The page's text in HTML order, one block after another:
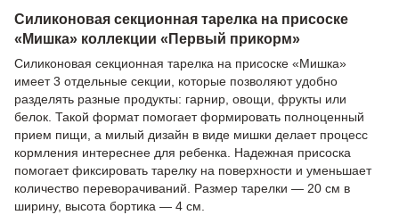
Силиконовая секционная тарелка на присоске
«Мишка» коллекции «Первый прикорм»
Силиконовая секционная тарелка на присоске «Мишка»
имеет 3 отдельные секции, которые позволяют удобно
разделять разные продукты: гарнир, овощи, фрукты или
белок. Такой формат помогает формировать полноценный
прием пищи, а милый дизайн в виде мишки делает процесс
кормления интереснее для ребенка. Надежная присоска
помогает фиксировать тарелку на поверхности и уменьшает
количество переворачиваний. Размер тарелки — 20 см в
ширину, высота бортика — 4 см.